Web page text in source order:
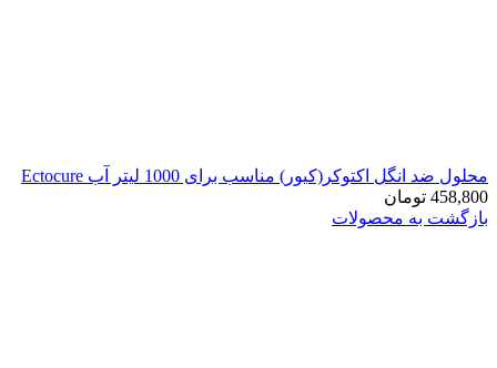
محلول ضد انگل اکتوکر(کیور) مناسب برای 1000 لیتر آب Ectocure
458,800 تومان
بازگشت به محصولات